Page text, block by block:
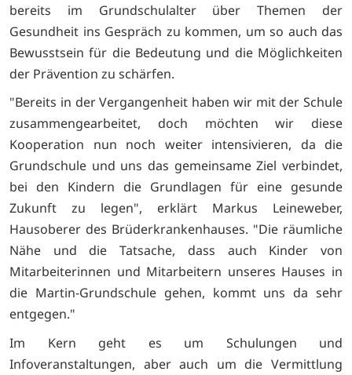
bereits im Grundschulalter über Themen der
Gesundheit ins Gespräch zu kommen, um so auch das
Bewusstsein für die Bedeutung und die Möglichkeiten
der Prävention zu schärfen.
"Bereits in der Vergangenheit haben wir mit der Schule
zusammengearbeitet, doch möchten wir diese
Kooperation nun noch weiter intensivieren, da die
Grundschule und uns das gemeinsame Ziel verbindet,
bei den Kindern die Grundlagen für eine gesunde
Zukunft zu legen", erklärt Markus Leineweber,
Hausoberer des Brüderkrankenhauses. "Die räumliche
Nähe und die Tatsache, dass auch Kinder von
Mitarbeiterinnen und Mitarbeitern unseres Hauses in
die Martin-Grundschule gehen, kommt uns da sehr
entgegen."
Im Kern geht es um Schulungen und
Infoveranstaltungen, aber auch um die Vermittlung